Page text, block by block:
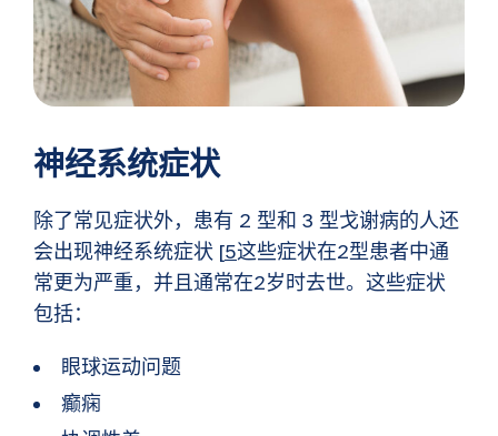
神经系统症状
除了常见症状外，患有 2 型和 3 型戈谢病的人还
会出现神经系统症状 [5这些症状在2型患者中通
常更为严重，并且通常在2岁时去世。这些症状
包括：
眼球运动问题
癫痫